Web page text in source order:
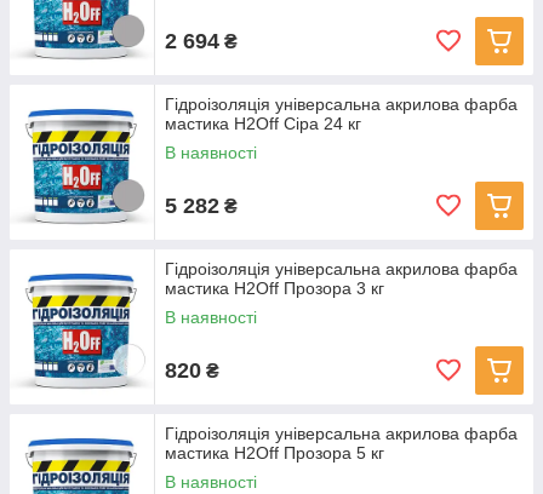
2 694 ₴
Гідроізоляція універсальна акрилова фарба
мастика H2Off Сіра 24 кг
В наявності
5 282 ₴
Гідроізоляція універсальна акрилова фарба
мастика H2Off Прозора 3 кг
В наявності
820 ₴
Гідроізоляція універсальна акрилова фарба
мастика H2Off Прозора 5 кг
В наявності